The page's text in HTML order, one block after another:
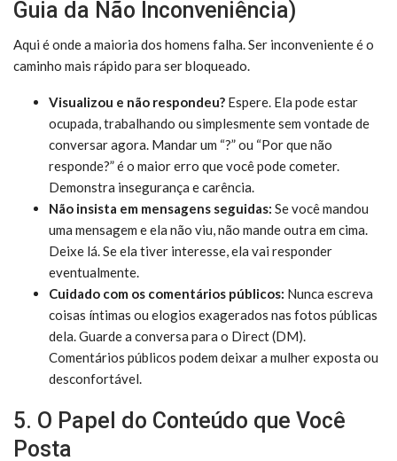
Guia da Não Inconveniência)
Aqui é onde a maioria dos homens falha. Ser inconveniente é o
caminho mais rápido para ser bloqueado.
Visualizou e não respondeu? Espere. Ela pode estar
ocupada, trabalhando ou simplesmente sem vontade de
conversar agora. Mandar um “?” ou “Por que não
responde?” é o maior erro que você pode cometer.
Demonstra insegurança e carência.
Não insista em mensagens seguidas: Se você mandou
uma mensagem e ela não viu, não mande outra em cima.
Deixe lá. Se ela tiver interesse, ela vai responder
eventualmente.
Cuidado com os comentários públicos: Nunca escreva
coisas íntimas ou elogios exagerados nas fotos públicas
dela. Guarde a conversa para o Direct (DM).
Comentários públicos podem deixar a mulher exposta ou
desconfortável.
5. O Papel do Conteúdo que Você
Posta